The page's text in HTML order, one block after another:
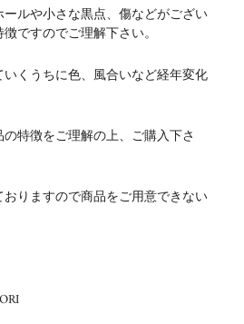
ールや小さな黒点、傷などがござい
ですのでご理解下さい。
いくうちに色、風合いなど経年変化
特徴をご理解の上、ご購入下さ
おりますので商品をご用意できない